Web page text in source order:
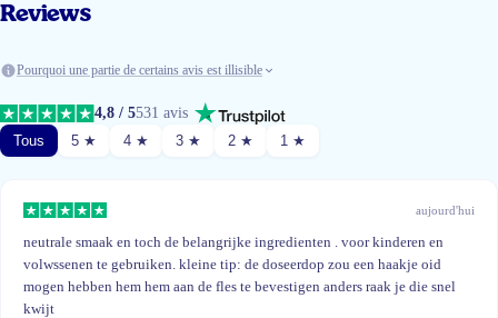
Reviews
Pourquoi une partie de certains avis est illisible
4,8 / 5531 avis
Tous
5 ★ 4 ★ 3 ★ 2 ★ 1 ★
aujourd'hui
neutrale smaak en toch de belangrijke ingredienten . voor kinderen en
volwssenen te gebruiken. kleine tip: de doseerdop zou een haakje oid
mogen hebben hem hem aan de fles te bevestigen anders raak je die snel
kwijt